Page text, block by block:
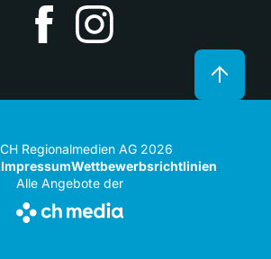
Regionalmedien AG 2026
ImpressumWettbewerbsrichtlinien
Alle Angebote der